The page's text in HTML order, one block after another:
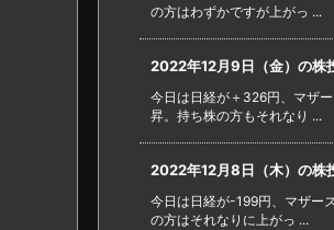
の方はわずかですが上がっ ...
2022年12月9日（金）の株
今日は日経が＋326円、マザ
昇。持ち株の方もそれなり ...
2022年12月8日（木）の株
今日は日経が-199円、マザー
の方はそれなりに上がっ ...